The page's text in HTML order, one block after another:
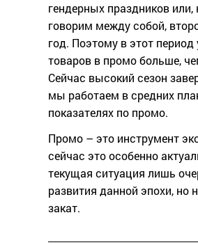
гендерных праздников
говорим между собой,
год. Поэтому в этот период
товаров в промо больше,
Сейчас высокий сезон
мы работаем в средних
показателях по промо.
Промо – это инструмент
сейчас это особенно
текущая ситуация лишь
развития данной эпохи, но
закат.